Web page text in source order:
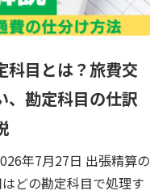
科目とは？旅費交
、勘定科目の仕訳
年7月27日 出張精算の
どの勘定科目で処理す